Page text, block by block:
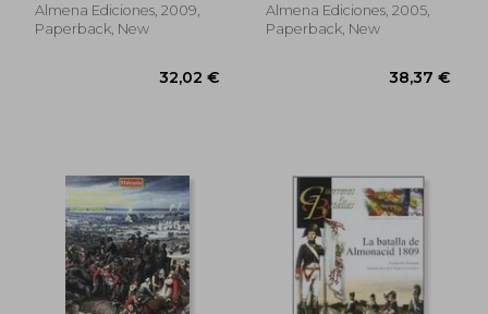
Almena Ediciones, 2009,
Paperback, New
Almena Ediciones, 2005,
Paperback, New